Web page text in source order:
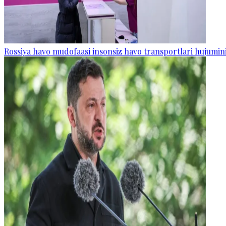
Rossiya havo mudofaasi insonsiz havo transportlari